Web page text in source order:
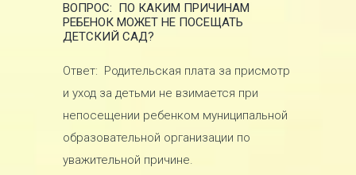
ВОПРОС: ПО КАКИМ ПРИЧИНАМ
РЕБЕНОК МОЖЕТ НЕ ПОСЕЩАТЬ
ДЕТСКИЙ САД?
Ответ: Родительская плата за присмотр
и уход за детьми не взимается при
непосещении ребенком муниципальной
образовательной организации по
уважительной причине.